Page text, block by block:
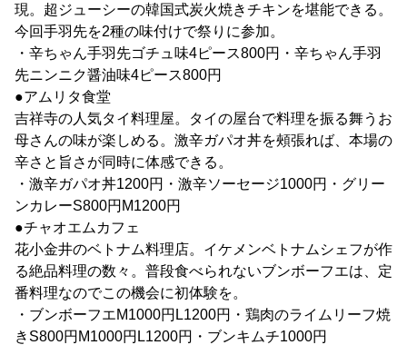
現。超ジューシーの韓国式炭火焼きチキンを堪能できる。
今回手羽先を2種の味付けで祭りに参加。
・辛ちゃん手羽先ゴチュ味4ピース800円・辛ちゃん手羽
先ニンニク醤油味4ピース800円
●アムリタ食堂
吉祥寺の人気タイ料理屋。タイの屋台で料理を振る舞うお
母さんの味が楽しめる。激辛ガパオ丼を頰張れば、本場の
辛さと旨さが同時に体感できる。
・激辛ガパオ丼1200円・激辛ソーセージ1000円・グリー
ンカレーS800円M1200円
●チャオエムカフェ
花小金井のベトナム料理店。イケメンベトナムシェフが作
る絶品料理の数々。普段食べられないブンボーフエは、定
番料理なのでこの機会に初体験を。
・ブンボーフエM1000円L1200円・鶏肉のライムリーフ焼
きS800円M1000円L1200円・ブンキムチ1000円